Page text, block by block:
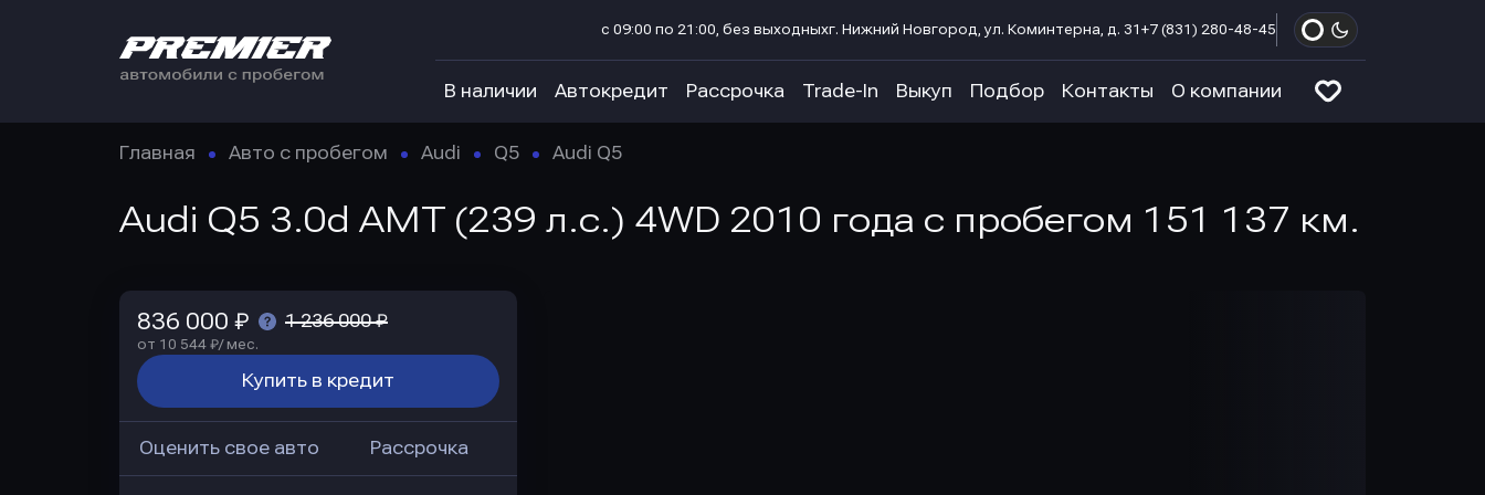
с 09:00 по 21:00, без выходныхг. Нижний Новгород, ул. Коминтерна, д. 31 +7 (831) 280-48-45
В наличии Автокредит Рассрочка Trade-In Выкуп Подбор Контакты О компании
Главная Авто с пробегом Audi Q5 Audi Q5
Audi Q5 3.0d AMT (239 л.с.) 4WD 2010 года с пробегом 151 137 км.
836 000 ₽ 1 236 000 ₽
от 10 544 ₽/ мес.
Купить в кредит
Оценить свое авто Рассрочка